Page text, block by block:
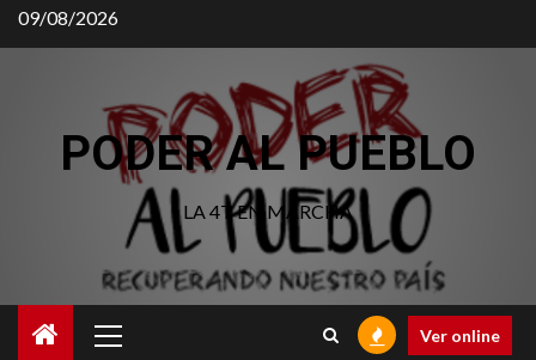
Saltar
al
09/08/2026
PODER AL PUEBLO
LA 4T EN MARCHA
principal
Ver online